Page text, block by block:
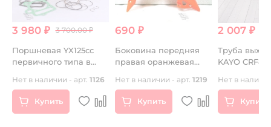
3 980 ₽ 3 700.00 ₽
Поршневая YX125cc
первичного типа в
Нет в наличии - арт. 1126
Купить
690 ₽
Боковина передняя
правая оранжевая
Нет в наличии - арт. 1219
Купить
2 007 ₽
Труба
KAYO CRF801
Нет в
Купить